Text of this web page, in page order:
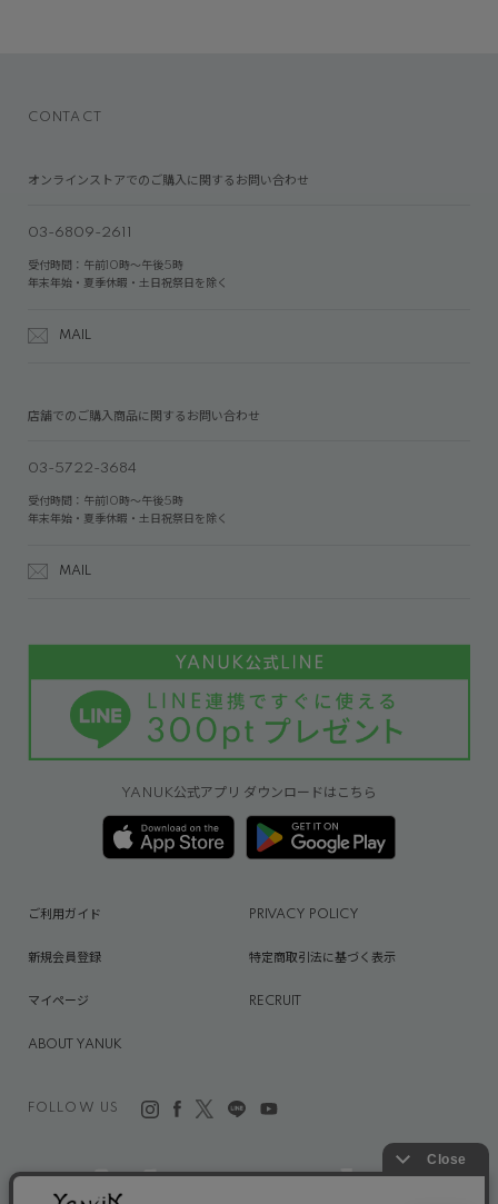
CONTACT
オンラインストアでのご購入に関するお問い合わせ
03-6809-2611
受付時間：午前10時～午後5時
年末年始・夏季休暇・土日祝祭日を除く
MAIL
店舗でのご購入商品に関するお問い合わせ
03-5722-3684
受付時間：午前10時～午後5時
年末年始・夏季休暇・土日祝祭日を除く
MAIL
YANUK公式アプリ ダウンロードはこちら
FOLLOW US
ご利用ガイド PRIVACY POLICY
新規会員登録 特定商取引法に基づく表示
マイページ RECRUIT
ABOUT YANUK